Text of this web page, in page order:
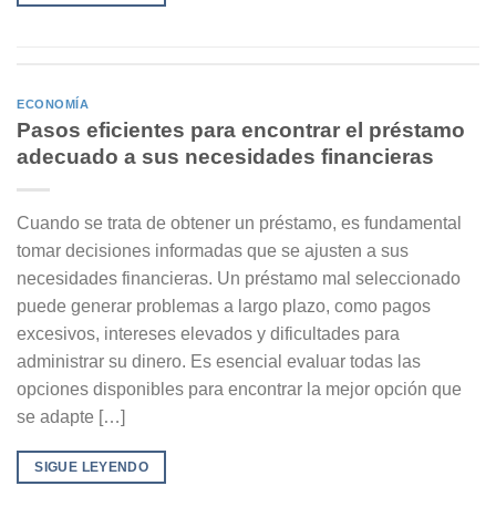
ECONOMÍA
Pasos eficientes para encontrar el préstamo
adecuado a sus necesidades financieras
Cuando se trata de obtener un préstamo, es fundamental
tomar decisiones informadas que se ajusten a sus
necesidades financieras. Un préstamo mal seleccionado
puede generar problemas a largo plazo, como pagos
excesivos, intereses elevados y dificultades para
administrar su dinero. Es esencial evaluar todas las
opciones disponibles para encontrar la mejor opción que
se adapte […]
SIGUE LEYENDO